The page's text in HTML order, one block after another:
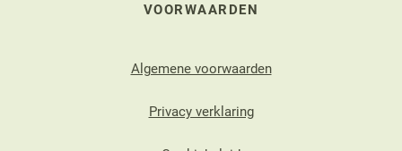
VOORWAARDEN
Algemene voorwaarden
Privacy verklaring